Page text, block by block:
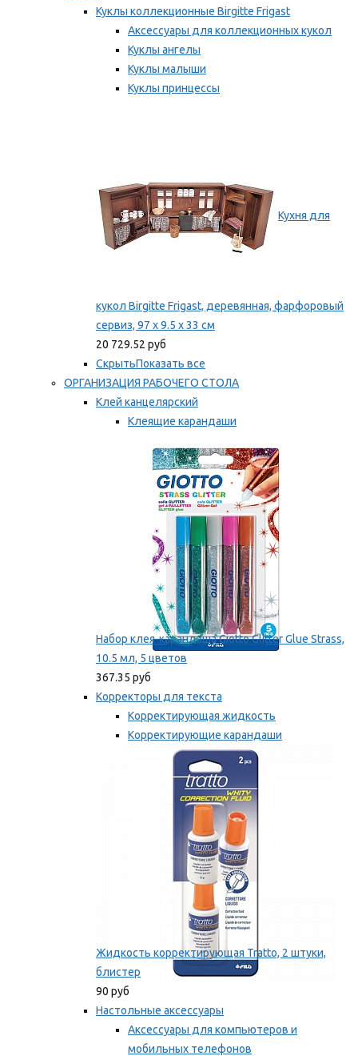
Куклы коллекционные Birgitte Frigast
Аксессуары для коллекционных кукол
Куклы ангелы
Куклы малыши
Куклы принцессы
Кухня для
кукол Birgitte Frigast, деревянная, фарфоровый
сервиз, 97 x 9.5 x 33 см
20 729.52 руб
СкрытьПоказать все
ОРГАНИЗАЦИЯ РАБОЧЕГО СТОЛА
Клей канцелярский
Клеящие карандаши
Мы рекомендуем
Набор клея-карандаша Giotto Glitter Glue Strass,
10.5 мл, 5 цветов
367.35 руб
Корректоры для текста
Корректирующая жидкость
Корректирующие карандаши
Корректирующие ленты
Мы рекомендуем
Жидкость корректирующая Tratto, 2 штуки,
блистер
90 руб
Настольные аксессуары
Аксессуары для компьютеров и
мобильных телефонов